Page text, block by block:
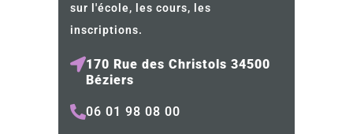
sur l'école, les cours, les
inscriptions.
170 Rue des Christols 34500
Béziers
06 01 98 08 00